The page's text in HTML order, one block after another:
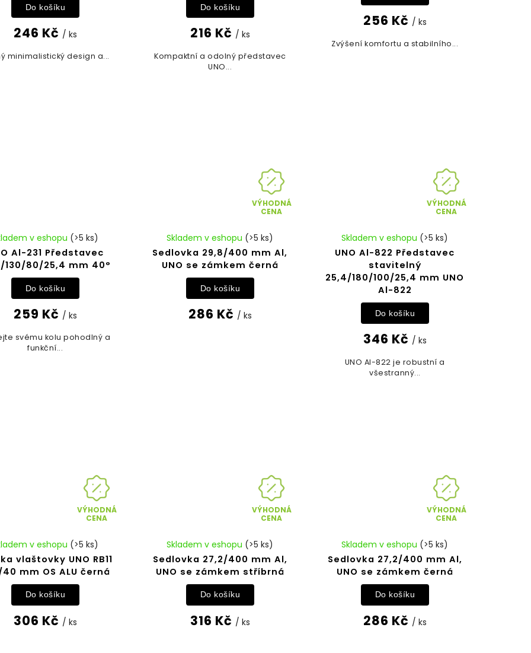
246 Kč / ks
Do košíku
minimalistický design a...
216 Kč / ks
Do košíku
Kompaktní a odolný představec
UNO...
256 Kč / ks
Zvýšení komfortu a stabilního...
Al-231 Představec
130/80/25,4 mm 40°
v eshopu (>5 ks)
259 Kč / ks
Do košíku
svému kolu pohodlný a
funkční...
VÝHODNÁ
CENA
Sedlovka 29,8/400 mm Al,
UNO se zámkem černá
Skladem v eshopu (>5 ks)
286 Kč / ks
Do košíku
VÝHODNÁ
CENA
UNO Al-822 Představec
stavitelný
25,4/180/100/25,4 mm UNO
Al-822
Skladem v eshopu (>5 ks)
346 Kč / ks
Do košíku
UNO Al-822 je robustní a
všestranný...
VÝHODNÁ
CENA
vlaštovky UNO RB11
mm OS ALU černá
v eshopu (>5 ks)
306 Kč / ks
Do košíku
VÝHODNÁ
CENA
Sedlovka 27,2/400 mm Al,
UNO se zámkem stříbrná
Skladem v eshopu (>5 ks)
316 Kč / ks
Do košíku
VÝHODNÁ
CENA
Sedlovka 27,2/400 mm Al,
UNO se zámkem černá
Skladem v eshopu (>5 ks)
286 Kč / ks
Do košíku